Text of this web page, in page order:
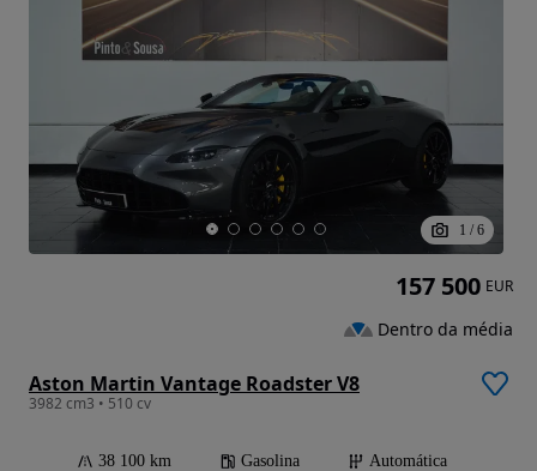
1 / 6
Aston Martin Vantage Roadster V8
3982 cm3 • 510 cv
38 100 km Gasolina
Automática
157 500 EUR
Dentro da média